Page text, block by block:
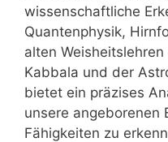
wissenschaftliche
Quantenphysik,
alten
Kabbala und der
bietet ein präzises
unsere angeborenen
Fähigkeiten zu